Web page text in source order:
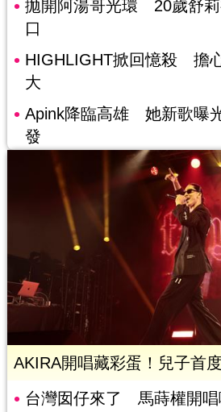
拋開阿湯哥光環 20歲舒莉
口
HIGHLIGHT掀回憶殺 擔
大
Apink降臨高雄 她新歌曝
發
AKIRA開唱藏彩蛋！兒子首
台灣囡仔來了 馬蒔權開唱